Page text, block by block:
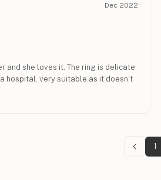
Dec 2022
and she loves it. The ring is delicate
hospital, very suitable as it doesn’t
1